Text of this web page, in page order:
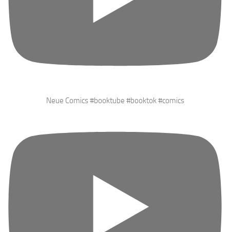
Neue Comics #booktube #booktok #comics